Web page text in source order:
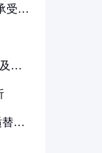
受多
其
替代